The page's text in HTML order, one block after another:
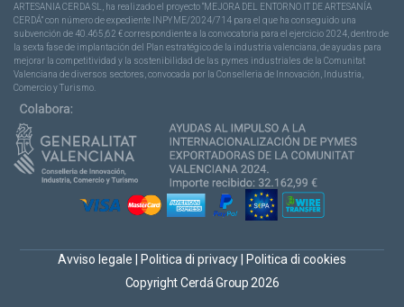
ARTESANIA CERDA SL, ha realizado el proyecto “MEJORA DEL ENTORNO IT DE ARTESANÍA
CERDÁ” con número de expediente INPYME/2024/714 para el que ha conseguido una
subvención de 40.465,62 € correspondiente a la convocatoria para el ejercicio 2024, dentro de
la sexta fase de implantación del Plan estratégico de la industria valenciana, de ayudas para
mejorar la competitividad y la sostenibilidad de las pymes industriales de la Comunitat
Valenciana de diversos sectores, convocada por la Conselleria de Innovación, Industria,
Comercio y Turismo.
Copyright Cerdá Group 2026
Avviso legale Politica di privacy Politica di cookies